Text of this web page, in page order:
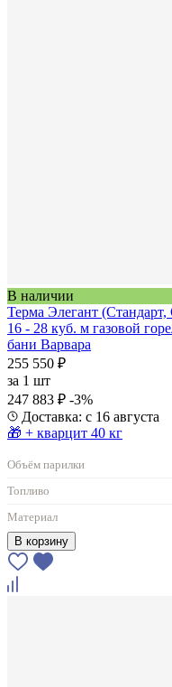
В наличии
Терма Элегант
16 - 28 куб. м газовой
бани Варвара
255 550 ₽
за 1 шт
247 883 ₽ -3%
Доставка: с 16 августа
🎁 + кварцит 40 кг
Объём парилки
Топливо
Материал
В корзину